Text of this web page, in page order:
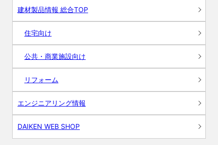
建材製品情報 総合TOP
住宅向け
公共・商業施設向け
リフォーム
エンジニアリング情報
DAIKEN WEB SHOP